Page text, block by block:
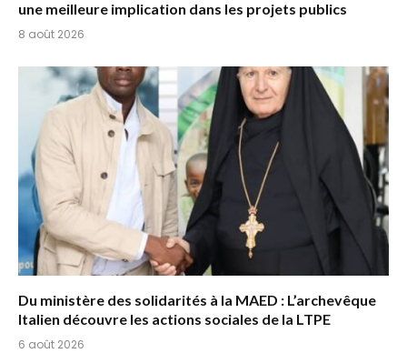
une meilleure implication dans les projets publics
8 août 2026
Du ministère des solidarités à la MAED : L’archevêque
Italien découvre les actions sociales de la LTPE
6 août 2026